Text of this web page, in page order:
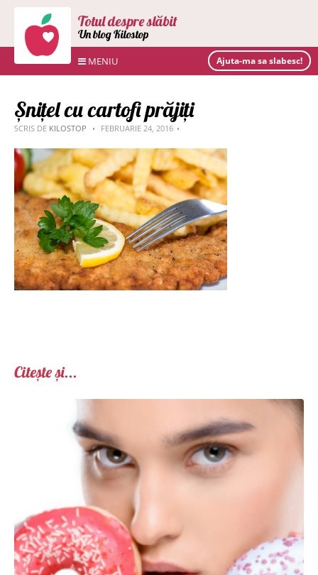
Totul despre slăbit
Un blog Kilostop
MENIU Ajuta-ma sa slabesc!
Șnițel cu cartofi prăjiți
SCRIS DE KILOSTOP FEBRUARIE 24, 2016
Citește și...